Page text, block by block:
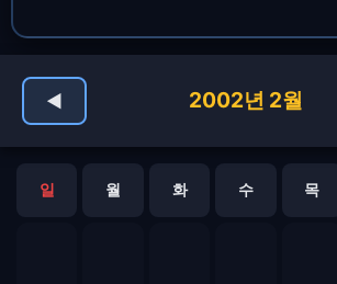
◀ 2002년 2월
일 월 화 수 목